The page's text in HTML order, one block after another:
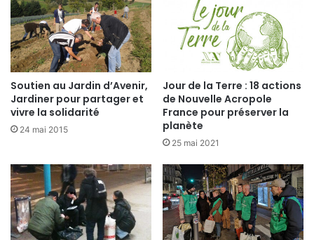
Soutien au Jardin d’Avenir,
Jardiner pour partager et
vivre la solidarité
24 mai 2015
Jour de la Terre : 18 actions
de Nouvelle Acropole
France pour préserver la
planète
25 mai 2021